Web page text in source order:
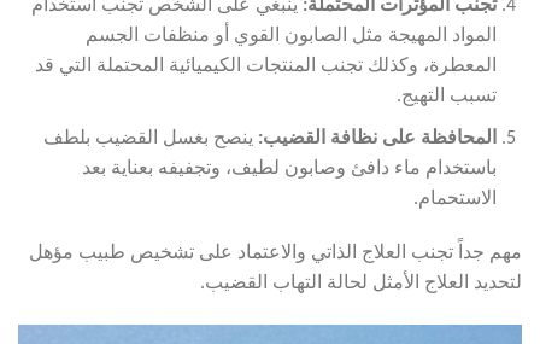
تجنب المؤثرات المحتملة: ينبغي على الشخص تجنب استخدام
المواد المهيجة مثل الصابون القوي أو منظفات الجسم
المعطرة، وكذلك تجنب المنتجات الكيميائية المحتملة التي قد
تسبب التهيج.
المحافظة على نظافة القضيب: ينصح بغسل القضيب بلطف
باستخدام ماء دافئ وصابون لطيف، وتجفيفه بعناية بعد
الاستحمام.
مهم جداً تجنب العلاج الذاتي والاعتماد على تشخيص طبيب مؤهل
لتحديد العلاج الأمثل لحالة التهاب القضيب.